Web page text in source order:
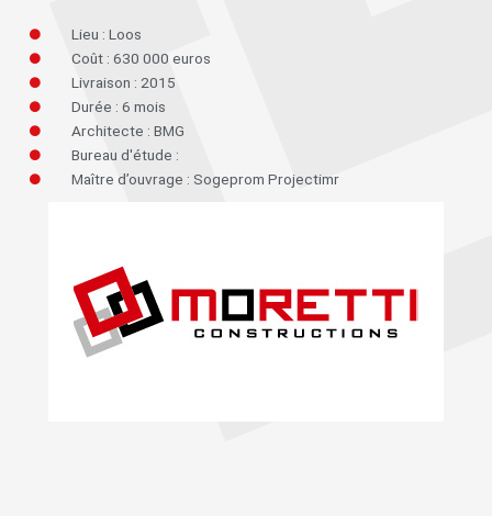
Lieu : Loos
Coût : 630 000 euros
Livraison : 2015
Durée : 6 mois
Architecte : BMG
Bureau d'étude :
Maître d’ouvrage : Sogeprom Projectimr